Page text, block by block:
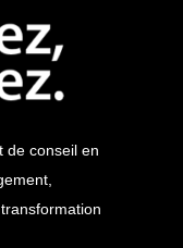
de conseil en